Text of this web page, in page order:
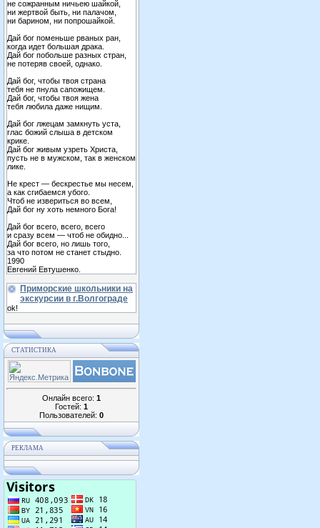
не сожранным ничьею шайкой,
ни жертвой быть, ни палачом,
ни барином, ни попрошайкой.
Дай бог поменьше рваных ран,
когда идет большая драка.
Дай бог побольше разных стран,
не потеряв своей, однако.
Дай бог, чтобы твоя страна
тебя не пнула сапожищем.
Дай бог, чтобы твоя жена
тебя любила даже нищим.
Дай бог лжецам замкнуть уста,
глас божий слыша в детском
крике.
Дай бог живым узреть Христа,
пусть не в мужском, так в женском
лике.
Не крест — бескрестье мы несем,
а как сгибаемся убого.
Чтоб не извериться во всем,
Дай бог ну хоть немного Бога!
Дай бог всего, всего, всего
и сразу всем — чтоб не обидно...
Дай бог всего, но лишь того,
за что потом не станет стыдно.
1990
Евгений Евтушенко.
Приморские школьники на
экскурсии в г.Волгограде
ok!
СТАТИСТИКА
Онлайн всего: 1
Гостей: 1
Пользователей: 0
РЕКЛАМА